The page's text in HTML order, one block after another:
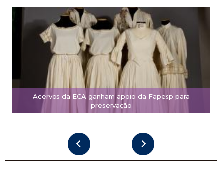
Acervos da ECA ganham apoio da Fapesp para
preservação